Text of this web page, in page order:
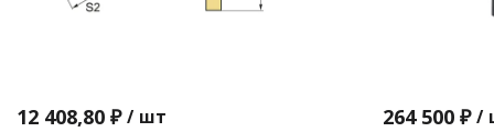
12 408,80 ₽ / шт 264 500 ₽ /